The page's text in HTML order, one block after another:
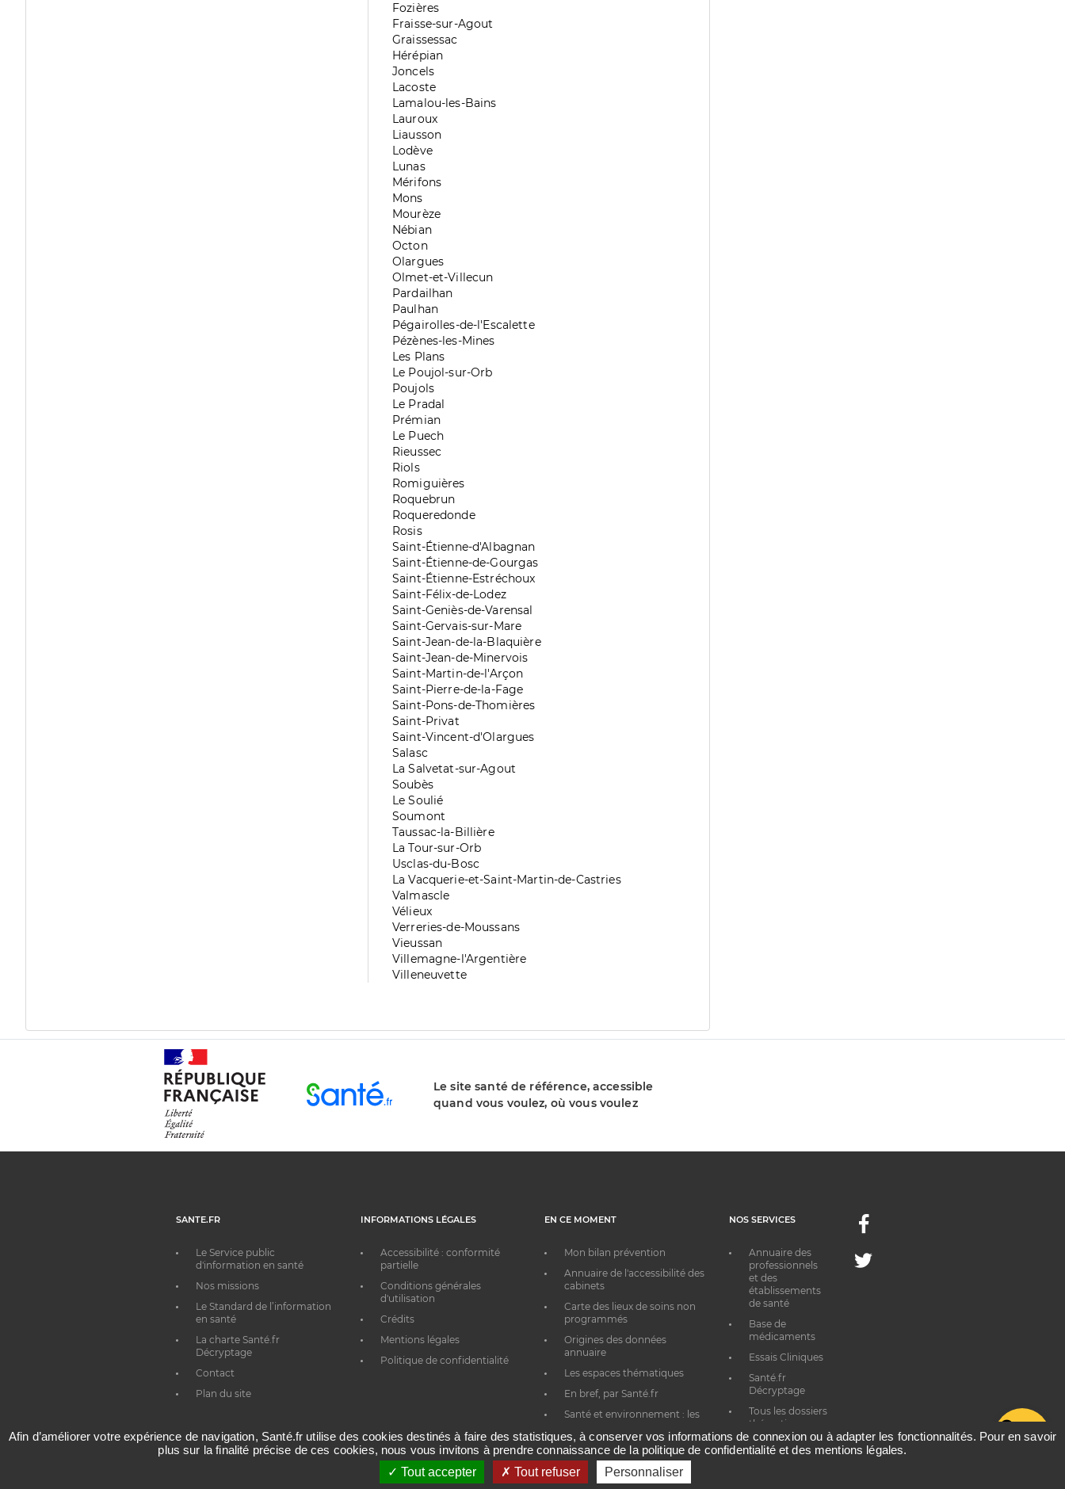
division
de
division
Zone
de
division
Fozières
Zone
de
division
Fraisse-sur-Agout
Zone
de
division
Graissessac
Zone
de
division
Hérépian
Zone
de
division
Joncels
Zone
de
division
Lacoste
Zone
de
division
Lamalou-les-Bains
Zone
de
division
Lauroux
Zone
de
division
Liausson
Zone
de
division
Lodève
Zone
de
division
Lunas
Zone
de
division
Mérifons
Zone
de
division
Mons
Zone
de
division
Mourèze
Zone
de
division
Nébian
Zone
de
division
Octon
Zone
de
division
Olargues
Zone
de
division
Olmet-et-Villecun
Zone
de
division
Pardailhan
Zone
de
division
Paulhan
Zone
de
division
Pégairolles-de-l'Escalette
Zone
de
division
Pézènes-les-Mines
Zone
de
division
Les Plans
Zone
de
division
Le Poujol-sur-Orb
Zone
de
division
Poujols
Zone
de
division
Le Pradal
Zone
de
division
Prémian
Zone
de
division
Le Puech
Zone
de
division
Rieussec
Zone
de
division
Riols
Zone
de
division
Romiguières
Zone
de
division
Roquebrun
Zone
de
division
Roqueredonde
Zone
de
division
Rosis
Zone
de
division
Saint-Étienne-d'Albagnan
Zone
de
division
Saint-Étienne-de-Gourgas
Zone
de
division
Saint-Étienne-Estréchoux
Zone
de
division
Saint-Félix-de-Lodez
Zone
de
division
Saint-Geniès-de-Varensal
Zone
de
division
Saint-Gervais-sur-Mare
Zone
de
division
Saint-Jean-de-la-Blaquière
Zone
de
division
Saint-Jean-de-Minervois
Zone
de
division
Saint-Martin-de-l'Arçon
Zone
de
division
Saint-Pierre-de-la-Fage
Zone
de
division
Saint-Pons-de-Thomières
Zone
de
division
Saint-Privat
Zone
de
division
Saint-Vincent-d'Olargues
Zone
de
division
Salasc
Zone
de
division
La Salvetat-sur-Agout
Zone
de
division
Soubès
Zone
de
division
Le Soulié
Zone
de
division
Soumont
Zone
de
division
Taussac-la-Billière
Zone
de
division
La Tour-sur-Orb
Zone
de
division
Usclas-du-Bosc
Zone
de
division
La Vacquerie-et-Saint-Martin-de-Castries
Zone
de
division
Valmascle
Zone
de
division
Vélieux
Zone
de
division
Verreries-de-Moussans
Zone
de
division
Vieussan
Zone
de
Villemagne-l'Argentière
Zone
Villeneuvette
Le site santé de référence, accessible
quand vous voulez, où vous voulez
SANTE.FR
Le Service public
d'information en santé
Nos missions
Le Standard de l’information
en santé
La charte Santé.fr
Décryptage
Contact
Plan du site
INFORMATIONS LÉGALES
Accessibilité : conformité
partielle
Conditions générales
d'utilisation
Crédits
Mentions légales
Politique de confidentialité
EN CE MOMENT
Mon bilan prévention
Annuaire de l'accessibilité des
cabinets
Carte des lieux de soins non
programmés
Origines des données
annuaire
Les espaces thématiques
En bref, par Santé.fr
Santé et environnement : les
NOS SERVICES
Annuaire des
professionnels
et des
établissements
de santé
Base de
médicaments
Essais Cliniques
Santé.fr
Décryptage
Tous les dossiers
thématiques
Facebook
Twitter
Afin d’améliorer votre expérience de navigation, Santé.fr utilise des cookies destinés à faire des statistiques, à conserver vos informations de connexion ou à adapter les fonctionnalités. Pour en savoir
plus sur la finalité précise de ces cookies, nous vous invitons à prendre connaissance de la politique de confidentialité et des mentions légales.
Tout accepter
Tout refuser Personnaliser